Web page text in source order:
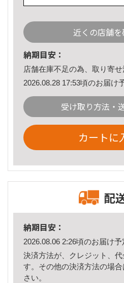
近くの店舗
納期目安：
店舗在庫不足の為、取り寄せ
2026.08.28 17:53頃のお届け
受け取り方法・
カートに
配
納期目安：
2026.08.06 2:26頃のお届け予
決済方法が、クレジット、
す。その他の決済方法の場合
さい。